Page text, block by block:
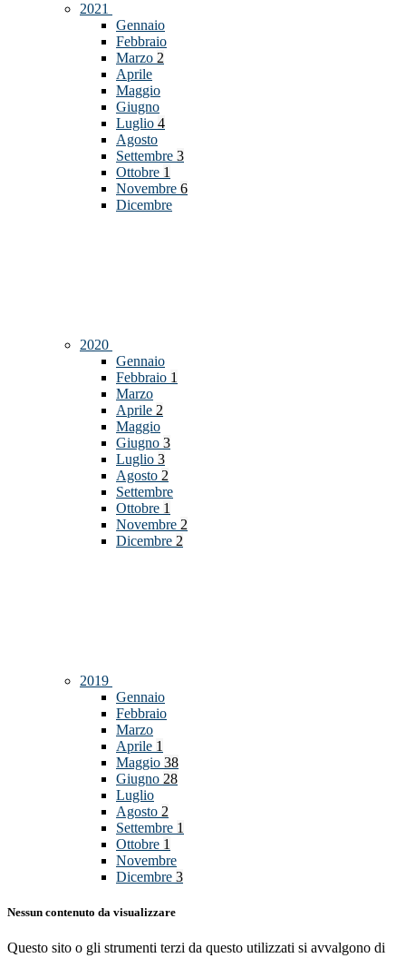
2021
Gennaio
Febbraio
Marzo 2
Aprile
Maggio
Giugno
Luglio 4
Agosto
Settembre 3
Ottobre 1
Novembre 6
Dicembre
2020
Gennaio
Febbraio 1
Marzo
Aprile 2
Maggio
Giugno 3
Luglio 3
Agosto 2
Settembre
Ottobre 1
Novembre 2
Dicembre 2
2019
Gennaio
Febbraio
Marzo
Aprile 1
Maggio 38
Giugno 28
Luglio
Agosto 2
Settembre 1
Ottobre 1
Novembre
Dicembre 3
Nessun contenuto da visualizzare
Questo sito o gli strumenti terzi da questo utilizzati si avvalgono di